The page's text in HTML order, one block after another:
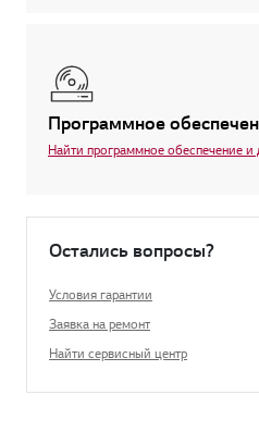
Программное
Найти программное обеспечение и
Остались вопросы?
Условия гарантии
Заявка на ремонт
Найти сервисный центр